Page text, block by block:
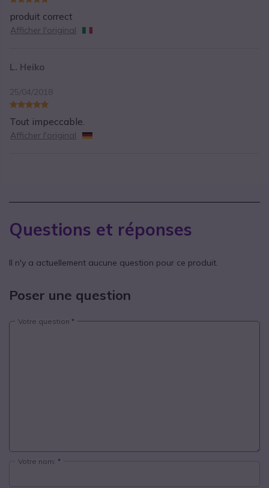
produit correct
Afficher l'original
L. Heiko
25/04/2018
Tout impeccable.
Afficher l'original
Questions et réponses
Il n'y a actuellement aucune question pour ce produit.
Poser une question
Votre question
Votre nom: